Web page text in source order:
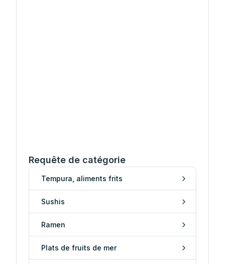
Requête de catégorie
Tempura, aliments frits
Sushis
Ramen
Plats de fruits de mer